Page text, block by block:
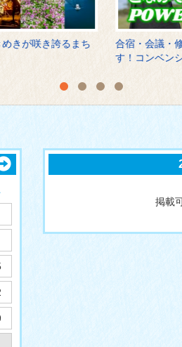
が咲き誇るまち
合宿・会議・修
す！コンベンシ
掲載